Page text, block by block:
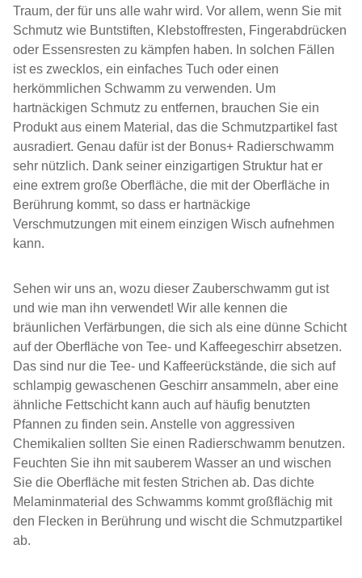
Traum, der für uns alle wahr wird. Vor allem, wenn Sie mit
Schmutz wie Buntstiften, Klebstoffresten, Fingerabdrücken
oder Essensresten zu kämpfen haben. In solchen Fällen
ist es zwecklos, ein einfaches Tuch oder einen
herkömmlichen Schwamm zu verwenden. Um
hartnäckigen Schmutz zu entfernen, brauchen Sie ein
Produkt aus einem Material, das die Schmutzpartikel fast
ausradiert. Genau dafür ist der Bonus+ Radierschwamm
sehr nützlich. Dank seiner einzigartigen Struktur hat er
eine extrem große Oberfläche, die mit der Oberfläche in
Berührung kommt, so dass er hartnäckige
Verschmutzungen mit einem einzigen Wisch aufnehmen
kann.
Sehen wir uns an, wozu dieser Zauberschwamm gut ist
und wie man ihn verwendet! Wir alle kennen die
bräunlichen Verfärbungen, die sich als eine dünne Schicht
auf der Oberfläche von Tee- und Kaffeegeschirr absetzen.
Das sind nur die Tee- und Kaffeerückstände, die sich auf
schlampig gewaschenen Geschirr ansammeln, aber eine
ähnliche Fettschicht kann auch auf häufig benutzten
Pfannen zu finden sein. Anstelle von aggressiven
Chemikalien sollten Sie einen Radierschwamm benutzen.
Feuchten Sie ihn mit sauberem Wasser an und wischen
Sie die Oberfläche mit festen Strichen ab. Das dichte
Melaminmaterial des Schwamms kommt großflächig mit
den Flecken in Berührung und wischt die Schmutzpartikel
ab.